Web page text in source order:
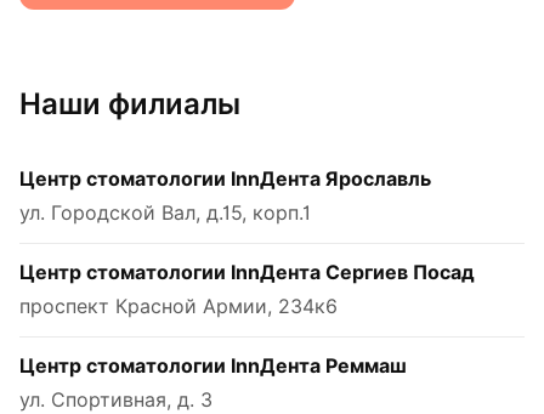
Наши филиалы
Центр стоматологии InnДента Ярославль
ул. Городской Вал, д.15, корп.1
Центр стоматологии InnДента Сергиев Посад
проспект Красной Армии, 234к6
Центр стоматологии InnДента Реммаш
ул. Спортивная, д. 3